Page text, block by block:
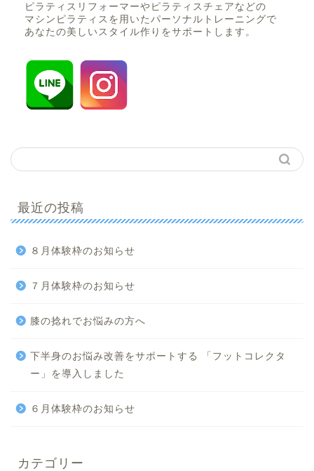
ピラティスリフォーマーやピラティスチェアなどの
マシンピラティスを用いたパーソナルトレーニングで
あなたの美しいスタイル作りをサポートします。
最近の投稿
８月体験枠のお知らせ
７月体験枠のお知らせ
膝の捻れでお悩みの方へ
下半身のお悩み改善をサポートする 「フットコレクタ
ー」を導入しました
６月体験枠のお知らせ
カテゴリー